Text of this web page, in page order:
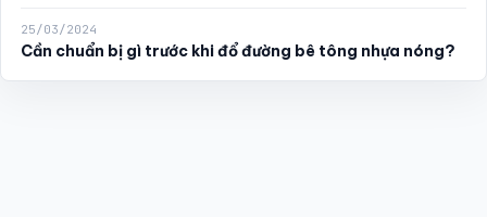
25/03/2024
Cần chuẩn bị gì trước khi đổ đường bê tông nhựa nóng?